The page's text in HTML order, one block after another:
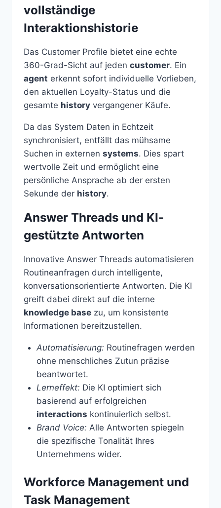
vollständige
Interaktionshistorie
Das Customer Profile bietet eine echte
360-Grad-Sicht auf jeden customer. Ein
agent erkennt sofort individuelle Vorlieben,
den aktuellen Loyalty-Status und die
gesamte history vergangener Käufe.
Da das System Daten in Echtzeit
synchronisiert, entfällt das mühsame
Suchen in externen systems. Dies spart
wertvolle Zeit und ermöglicht eine
persönliche Ansprache ab der ersten
Sekunde der history.
Answer Threads und KI-
gestützte Antworten
Innovative Answer Threads automatisieren
Routineanfragen durch intelligente,
konversationsorientierte Antworten. Die KI
greift dabei direkt auf die interne
knowledge base zu, um konsistente
Informationen bereitzustellen.
Automatisierung: Routinefragen werden
ohne menschliches Zutun präzise
beantwortet.
Lerneffekt: Die KI optimiert sich
basierend auf erfolgreichen
interactions kontinuierlich selbst.
Brand Voice: Alle Antworten spiegeln
die spezifische Tonalität Ihres
Unternehmens wider.
Workforce Management und
Task Management